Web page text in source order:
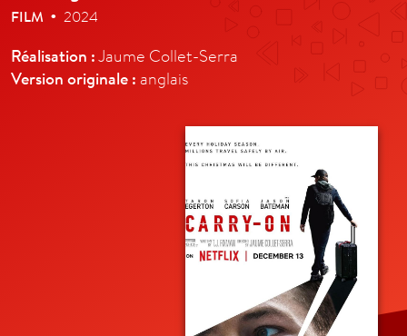
FILM • 2024
Réalisation :Jaume Collet-Serra
Version originale : anglais